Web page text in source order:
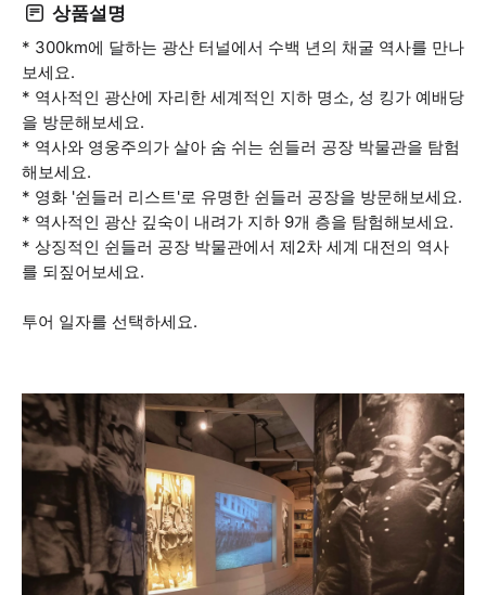
상품설명
* 300km에 달하는 광산 터널에서 수백 년의 채굴 역사를 만나
보세요.
* 역사적인 광산에 자리한 세계적인 지하 명소, 성 킹가 예배당
을 방문해보세요.
* 역사와 영웅주의가 살아 숨 쉬는 쉰들러 공장 박물관을 탐험
해보세요.
* 영화 '쉰들러 리스트'로 유명한 쉰들러 공장을 방문해보세요.
* 역사적인 광산 깊숙이 내려가 지하 9개 층을 탐험해보세요.
* 상징적인 쉰들러 공장 박물관에서 제2차 세계 대전의 역사
를 되짚어보세요.
투어 일자를 선택하세요.